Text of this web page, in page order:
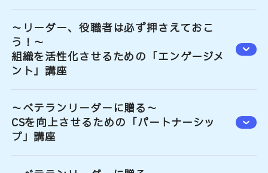
～リーダー、役職者は必ず押さえておこ
う！～
組織を活性化させるための「エンゲージメ
ント」講座
～ベテランリーダーに贈る～
CSを向上させるための「パートナーシッ
プ」講座